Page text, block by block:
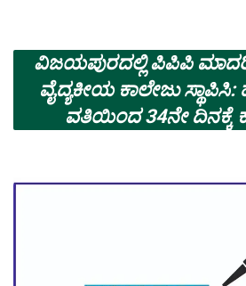
ವಿಜಯಪುರದಲ್ಲಿ ಪಿಪಿಪಿ ಮಾದರಿ
ವೈದ್ಯಕೀಯ ಕಾಲೇಜು
ವತಿಯಿಂದ 34ನೇ ದಿನಕ್ಕೆ